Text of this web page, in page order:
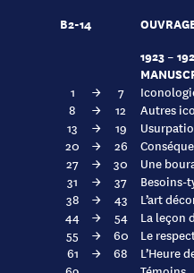
B2-14
1923 –
1 → 7
8
→ 12
Autres
13
→ 19
20
→ 26
27
→ 30
Une
31
→ 37
Besoins-
38
→ 43
L’art
44
→ 54
La leçon
55
→ 60
Le
61
→ 68
L’Heure